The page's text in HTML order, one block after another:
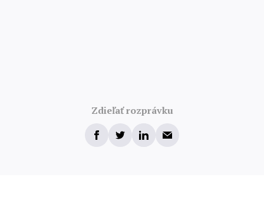
Zdieľať rozprávku